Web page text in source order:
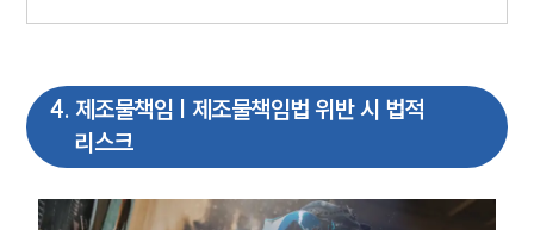
SERVICES
4. 제조물책임 | 제조물책임법 위반 시 법적
리스크